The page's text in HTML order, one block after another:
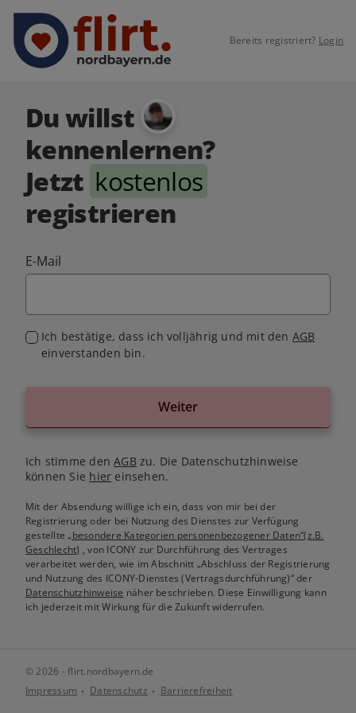
Bereits registriert? Login
Du willst
kennenlernen?
Jetzt kostenlos
registrieren
E-Mail
Ich bestätige, dass ich volljährig und mit den AGB
einverstanden bin.
Weiter
Ich stimme denAGB zu. Die Datenschutzhinweise
können Sie hier einsehen.
Mit der Absendung willige ich ein, dass von mir bei der
Registrierung oder bei Nutzung des Dienstes zur Verfügung
gestellte„besondere Kategorien personenbezogener Daten“(z.B.
Geschlecht) , von ICONY zur Durchführung des Vertrages
verarbeitet werden, wie im Abschnitt „Abschluss der Registrierung
und Nutzung des ICONY-Dienstes (Vertragsdurchführung)“ der
Datenschutzhinweise näher beschrieben. Diese Einwilligung kann
ich jederzeit mit Wirkung für die Zukunft widerrufen.
© 2026 - flirt.nordbayern.de
Impressum
Datenschutz Barrierefreiheit